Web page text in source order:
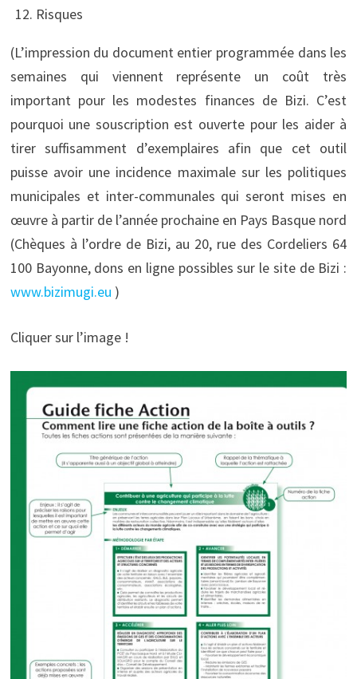
Risques
(L’impression du document entier programmée dans les
semaines qui viennent représente un coût très
important pour les modestes finances de Bizi. C’est
pourquoi une souscription est ouverte pour les aider à
tirer suffisamment d’exemplaires afin que cet outil
puisse avoir une incidence maximale sur les politiques
municipales et inter-communales qui seront mises en
œuvre à partir de l’année prochaine en Pays Basque nord
(Chèques à l’ordre de Bizi, au 20, rue des Cordeliers 64
100 Bayonne, dons en ligne possibles sur le site de Bizi :
www.bizimugi.eu )
Cliquer sur l’image !